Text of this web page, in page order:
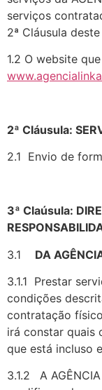
serviços
2ª Cláusula
1.2 O website
2ª Cláusula:
2.1 Envio de
3ª Claúsula:
3.1 DA
3.1.1 Prestar
condições
contratação
irá constar quais
que está incluso
3.1.2
A